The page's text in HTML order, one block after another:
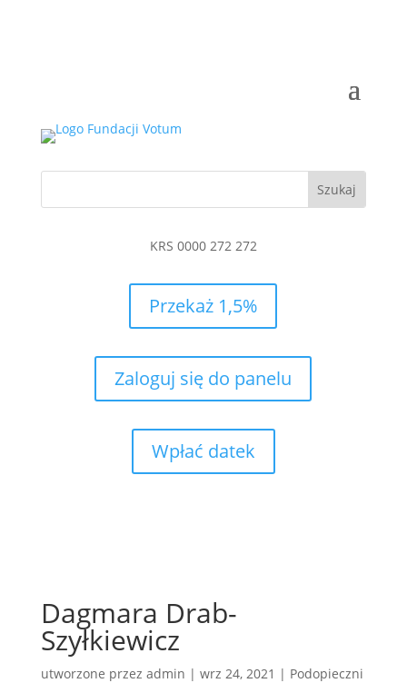
KRS 0000 272 272
Przekaż 1,5%
Zaloguj się do panelu
Wpłać datek
Dagmara Drab-
Szyłkiewicz
utworzone przez admin | wrz 24, 2021 | Podopieczni